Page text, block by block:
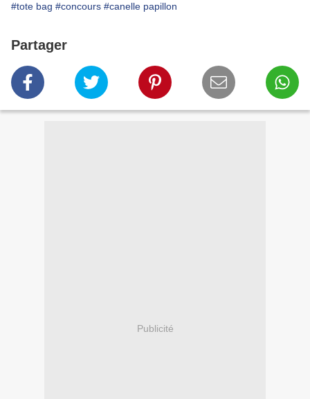
#tote bag #concours #canelle papillon
Partager
Publicité